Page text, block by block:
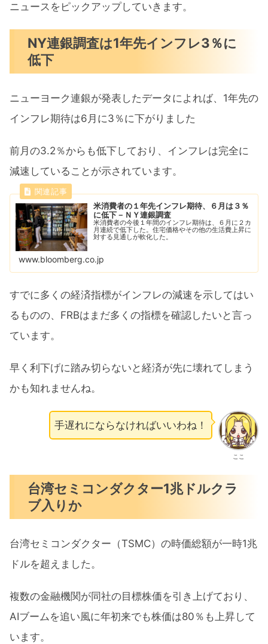
ニュースをピックアップしていきます。
NY連銀調査は1年先インフレ3％に
低下
ニューヨーク連銀が発表したデータによれば、1年先の
インフレ期待は6月に3％に下がりました
前月の3.2％からも低下しており、インフレは完全に
減速していることが示されています。
米消費者の１年先インフレ期待、６月は３％
に低下－ＮＹ連銀調査
米消費者の今後１年間のインフレ期待は、６月に２カ
月連続で低下した。住宅価格やその他の生活費上昇に
対する見通しが軟化した。
www.bloomberg.co.jp
すでに多くの経済指標がインフレの減速を示してはい
るものの、FRBはまだ多くの指標を確認したいと言っ
ています。
早く利下げに踏み切らないと経済が先に壊れてしまう
かも知れませんね。
ここ
手遅れにならなければいいわね！
台湾セミコンダクター1兆ドルクラ
ブ入りか
台湾セミコンダクター（TSMC）の時価総額が一時1兆
ドルを超えました。
複数の金融機関が同社の目標株価を引き上げており、
AIブームを追い風に年初来でも株価は80％も上昇して
います。